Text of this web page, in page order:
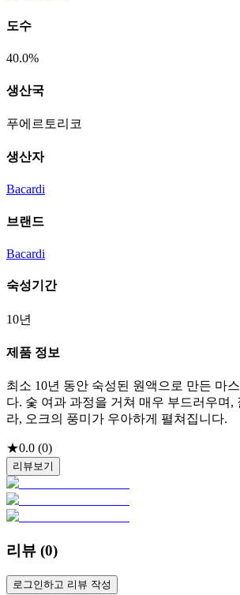
도수
40.0%
생산국
푸에르토리코
생산자
Bacardi
브랜드
Bacardi
숙성기간
10년
제품 정보
최소 10년 동안 숙성된 원액으로 만든 마
다. 숯 여과 과정을 거쳐 매우 부드러우며,
라, 오크의 풍미가 우아하게 펼쳐집니다.
★0.0 (0)
리뷰보기
리뷰 (0)
로그인하고 리뷰 작성